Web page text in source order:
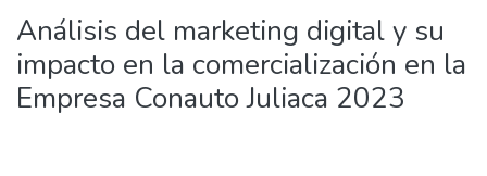
Análisis del marketing digital y su
impacto en la comercialización en la
Empresa Conauto Juliaca 2023